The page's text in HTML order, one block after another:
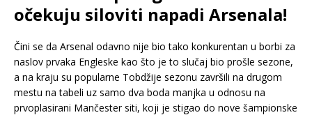
očekuju siloviti napadi Arsenala!
Čini se da Arsenal odavno nije bio tako konkurentan u borbi za
naslov prvaka Engleske kao što je to slučaj bio prošle sezone,
a na kraju su popularne Tobdžije sezonu završili na drugom
mestu na tabeli uz samo dva boda manjka u odnosu na
prvoplasirani Mančester siti, koji je stigao do nove šampionske